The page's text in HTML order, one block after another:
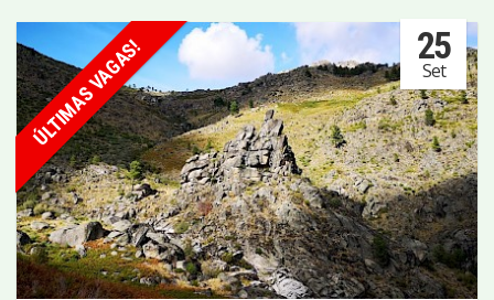
ÚLTIMAS VAGAS! 25
Set